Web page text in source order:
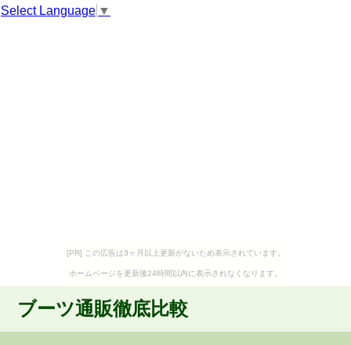
Select Language ▼
[PR] この広告は3ヶ月以上更新がないため表示されています。
ホームページを更新後24時間以内に表示されなくなります。
ブーツ通販徹底比較